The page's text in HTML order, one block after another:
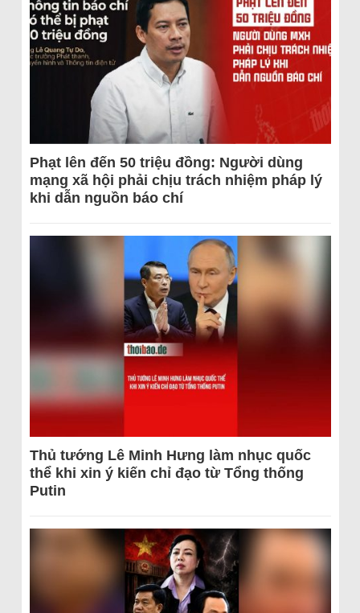
Phạt lên đến 50 triệu đồng: Người dùng
mạng xã hội phải chịu trách nhiệm pháp lý
khi dẫn nguồn báo chí
Thủ tướng Lê Minh Hưng làm nhục quốc
thể khi xin ý kiến chỉ đạo từ Tổng thống
Putin